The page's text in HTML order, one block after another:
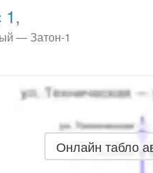
1,
— Затон-1
Онлайн табло